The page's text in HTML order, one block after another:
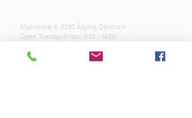
Mjølnersvej 6, 8230 Åbyhøj, Denmark
Open: Tuesday-Friday 9:30 - 14:00
Cvr .: